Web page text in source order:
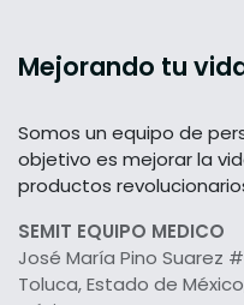
Mejorando tu
Somos un equipo de
objetivo es mejorar la
productos
SEMIT EQUIPO MEDICO
José María Pino Suarez
Toluca, Estado de